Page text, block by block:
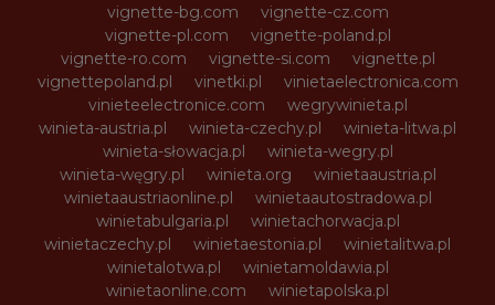
vignette-bg.com
vignette-cz.com
vignette-pl.com
vignette-poland.pl
vignette-ro.com
vignette-si.com
vignette.pl
vignettepoland.pl
vinetki.pl
vinietaelectronica.com
vinieteelectronice.com
wegrywinieta.pl
winieta-austria.pl
winieta-czechy.pl
winieta-litwa.pl
winieta-słowacja.pl
winieta-wegry.pl
winieta-węgry.pl
winieta.org
winietaaustria.pl
winietaaustriaonline.pl
winietaautostradowa.pl
winietabulgaria.pl
winietachorwacja.pl
winietaczechy.pl
winietaestonia.pl
winietalitwa.pl
winietalotwa.pl
winietamoldawia.pl
winietaonline.com
winietapolska.pl